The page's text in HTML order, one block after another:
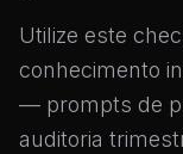
Utilize este
conhecimento
— prompts de
auditoria